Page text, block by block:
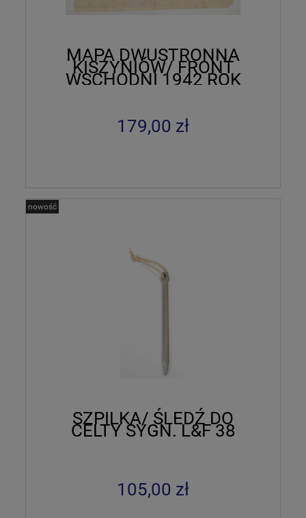
MAPA DWUSTRONNA
KISZYNIÓW/ FRONT
WSCHODNI 1942 ROK
179,00 zł
SZPILKA/ ŚLEDŹ DO
CELTY SYGN. L&F 38
105,00 zł
nowość